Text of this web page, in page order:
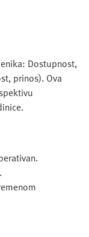
Dostupnost,
prinos). Ova